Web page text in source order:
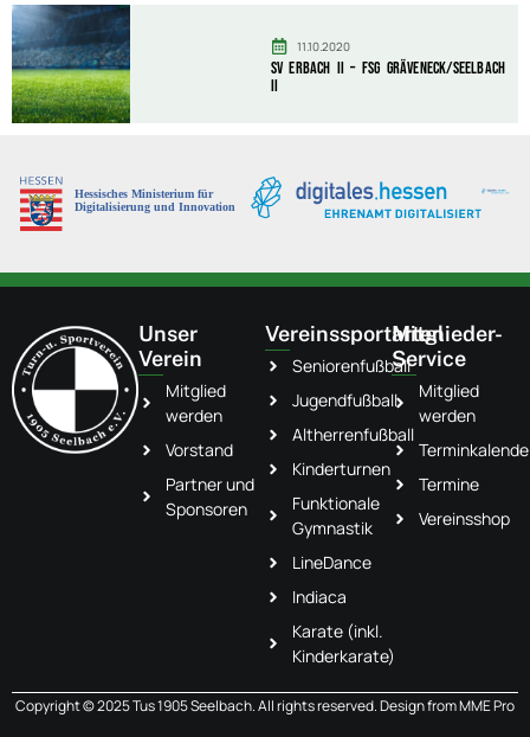
11.10.2020
SV Erbach II – FSG Gräveneck/Seelbach
II
Unser
Verein
Mitglied
werden
Vorstand
Partner und
Sponsoren
Vereinssportarten
Seniorenfußball
Jugendfußball
Altherrenfußball
Kinderturnen
Funktionale
Gymnastik
LineDance
Indiaca
Karate (inkl.
Kinderkarate)
Mitglieder-
Service
Mitglied
werden
Termine
Vereinsshop
Copyright © 2025 Tus 1905 Seelbach. All rights reserved. Design fromMME Pro